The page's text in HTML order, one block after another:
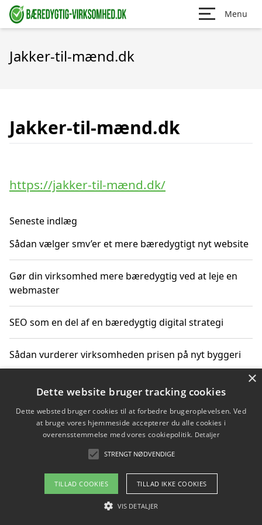
Menu
Jakker-til-mænd.dk
Jakker-til-mænd.dk
https://jakker-til-mænd.dk/
Seneste indlæg
Sådan vælger smv’er et mere bæredygtigt nyt website
Gør din virksomhed mere bæredygtig ved at leje en
webmaster
SEO som en del af en bæredygtig digital strategi
Sådan vurderer virksomheden prisen på nyt byggeri
Sådan får du hjælp til en hjemmeside uden binding
Copyright 2026 - Pilanto Aps
Om / kontakt
Blog Betingelser
×
Dette website bruger tracking cookies
Dette websted bruger cookies til at forbedre brugeroplevelsen. Ved
at bruge vores hjemmeside accepterer du alle cookies i
overensstemmelse med vores cookiepolitik. Detaljer
STRENGT NØDVENDIGE
TILLAD COOKIES TILLAD IKKE COOKIES
VIS DETALJER